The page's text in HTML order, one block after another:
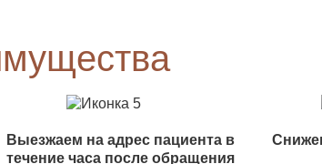
Выезжаем на адрес пациента в
течение часа после обращения